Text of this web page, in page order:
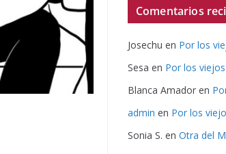
Comentarios
Josechu en Por los
Sesa en Por los
Blanca Amador en
admin en Por los
Sonia S. en Otra del